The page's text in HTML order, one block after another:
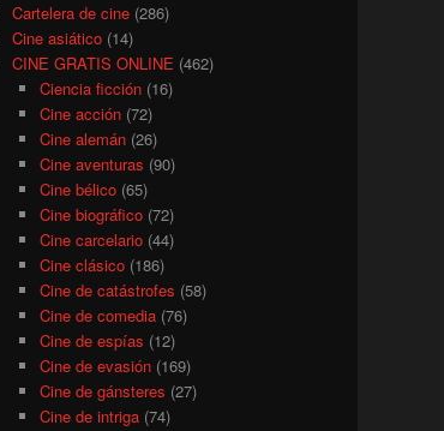
Cartelera de cine (286)
Cine asiático (14)
CINE GRATIS ONLINE (462)
Ciencia ficción(16)
Cine acción(72)
Cine alemán(26)
Cine aventuras (90)
Cine bélico(65)
Cine biográfico(72)
Cine carcelario(44)
Cine clásico(186)
Cine de catástrofes (58)
Cine de comedia(76)
Cine de espías (12)
Cine de evasión(169)
Cine de gánsteres (27)
Cine de intriga(74)